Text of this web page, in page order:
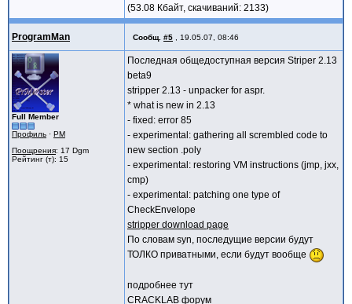
(53.08 Кбайт, скачиваний: 2133)
ProgramMan Сообщ. #5 , 19.05.07, 08:46
Full Member
Профиль · PM
Поощрения: 17 Dgm
Рейтинг (т): 15
Последная общедоступная версия Striper 2.13
beta9
stripper 2.13 - unpacker for aspr.
* what is new in 2.13
- fixed: error 85
- experimental: gathering all scrembled code to
new section .poly
- experimental: restoring VM instructions (jmp, jxx,
cmp)
- experimental: patching one type of
CheckEnvelope
stripper download page
По словам syn, последущие версии будут
ТОЛКО приватными, если будут вообще
подробнее тут
CRACKLAB форум